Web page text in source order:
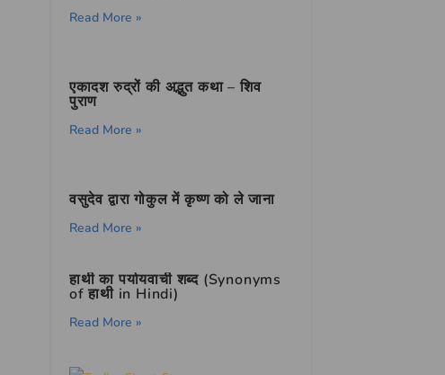
Read More »
एकादश रुद्रों की अद्भुत कथा – शिव
पुराण
Read More »
वसुदेव द्वारा गोकुल में कृष्ण को ले जाना
Read More »
हाथी का पर्यायवाची शब्द (Synonyms
of हाथी in Hindi)
Read More »